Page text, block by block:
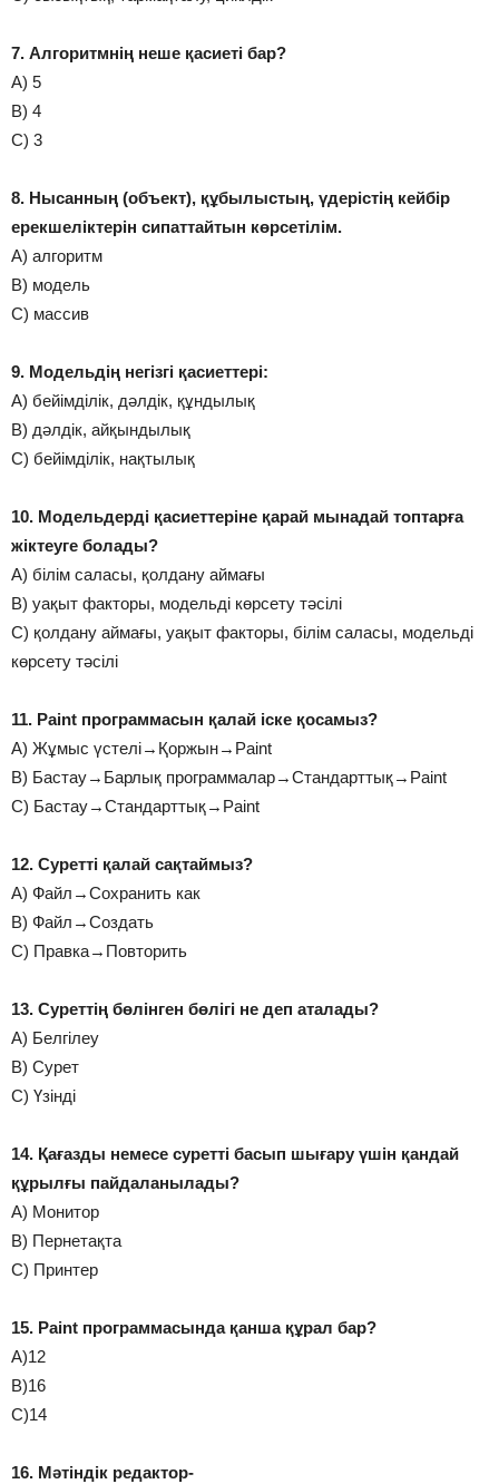
7. Алгоритмнің неше қасиеті бар?
А) 5
В) 4
С) 3
8. Нысанның (объект), құбылыстың, үдерістің кейбір
ерекшеліктерін сипаттайтын көрсетілім.
А) алгоритм
В) модель
С) массив
9. Модельдің негізгі қасиеттері:
А) бейімділік, дәлдік, құндылық
В) дәлдік, айқындылық
С) бейімділік, нақтылық
10. Модельдерді қасиеттеріне қарай мынадай топтарға
жіктеуге болады?
А) білім саласы, қолдану аймағы
В) уақыт факторы, модельді көрсету тәсілі
С) қолдану аймағы, уақыт факторы, білім саласы, модельді
көрсету тәсілі
11. Paint программасын қалай іске қосамыз?
А) Жұмыс үстелі→Қоржын→Paint
В) Бастау→Барлық программалар→Стандарттық→Paint
С) Бастау→Стандарттық→Paint
12. Суретті қалай сақтаймыз?
А) Файл→Сохранить как
В) Файл→Создать
С) Правка→Повторить
13. Суреттің бөлінген бөлігі не деп аталады?
А) Белгілеу
В) Сурет
С) Үзінді
14. Қағазды немесе суретті басып шығару үшін қандай
құрылғы пайдаланылады?
А) Монитор
В) Пернетақта
С) Принтер
15. Paint программасында қанша құрал бар?
А)12
В)16
С)14
16. Мәтіндік редактор-